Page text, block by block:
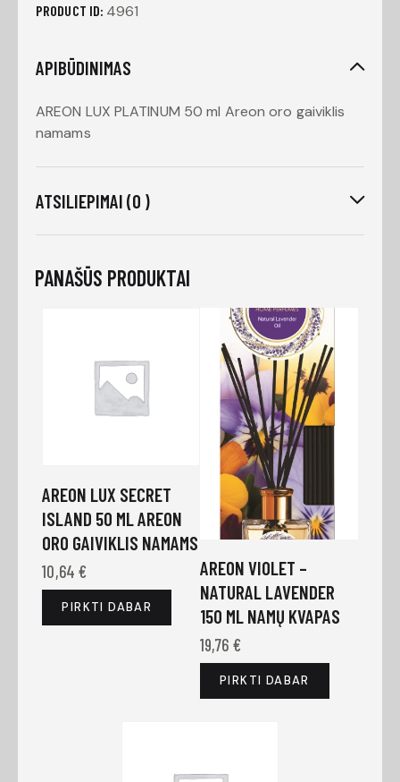
PRODUCT ID: 4961
APIBŪDINIMAS
AREON LUX PLATINUM 50 ml Areon oro gaiviklis
namams
ATSILIEPIMAI (0 )
PANAŠŪS PRODUKTAI
AREON LUX SECRET
ISLAND 50 ML AREON
ORO GAIVIKLIS NAMAMS
10,64 €
PIRKTI DABAR
AREON VIOLET –
NATURAL LAVENDER
150 ML NAMŲ KVAPAS
19,76 €
PIRKTI DABAR